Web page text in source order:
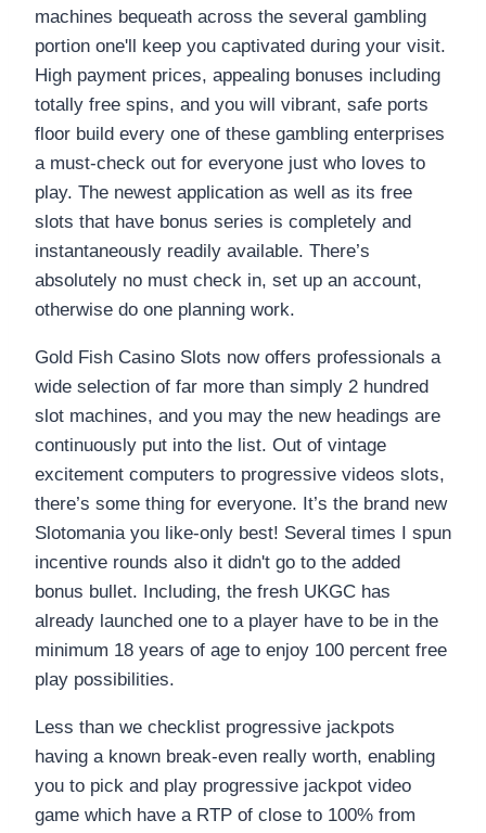
machines bequeath across the several gambling
portion one'll keep you captivated during your visit.
High payment prices, appealing bonuses including
totally free spins, and you will vibrant, safe ports
floor build every one of these gambling enterprises
a must-check out for everyone just who loves to
play. The newest application as well as its free
slots that have bonus series is completely and
instantaneously readily available. There’s
absolutely no must check in, set up an account,
otherwise do one planning work.
Gold Fish Casino Slots now offers professionals a
wide selection of far more than simply 2 hundred
slot machines, and you may the new headings are
continuously put into the list. Out of vintage
excitement computers to progressive videos slots,
there’s some thing for everyone. It’s the brand new
Slotomania you like-only best! Several times I spun
incentive rounds also it didn't go to the added
bonus bullet. Including, the fresh UKGC has
already launched one to a player have to be in the
minimum 18 years of age to enjoy 100 percent free
play possibilities.
Less than we checklist progressive jackpots
having a known break-even really worth, enabling
you to pick and play progressive jackpot video
game which have a RTP of close to 100% from